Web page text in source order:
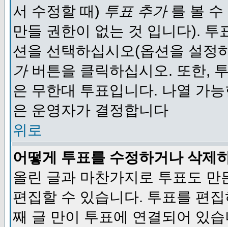
서 수정할 때) 투표 추가를 볼 수
만들 권한이 없는 것 입니다).
션을 선택하십시오(옵션을 설정
가버튼을 클릭하십시오. 또한,
은 무한대 투표입니다. 나열 가
은 운영자가 결정합니다
위로
어떻게 투표를 수정하거나 삭제
올린 글과 마찬가지로 투표도
편집할 수 있습니다. 투표를 편
째 글 만이 투표에 연결되어 있